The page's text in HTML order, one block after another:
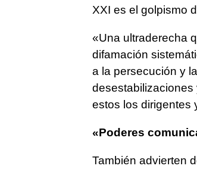
XXI es el golpismo
«Una ultraderecha
difamación
a la persecución y
desestabilizaciones
estos los dirigentes
«Poderes
También advierten